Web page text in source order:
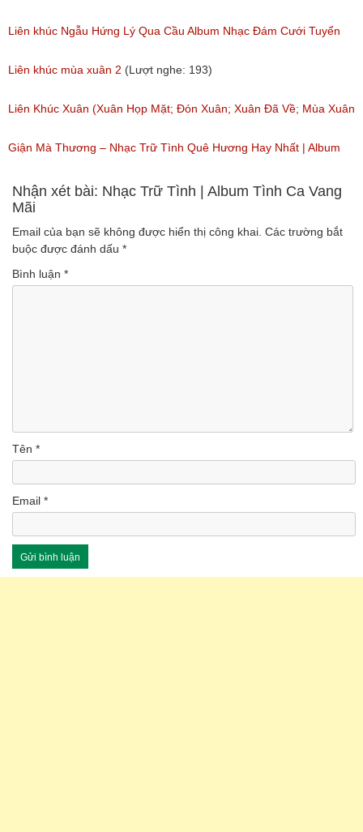
(Lượt nghe: 1,175)
706)
Liên khúc Ngẫu Hứng Lý Qua Cầu Album Nhạc Đám Cưới Tuyển
Chọn Cực Hay
(Lượt nghe: 439)
Liên khúc mùa xuân 2 (Lượt nghe: 193)
Liên Khúc Xuân (Xuân Họp Mặt; Đón Xuân; Xuân Đã Về; Mùa Xuân
Ơi; Ngày Tết Quê Em)
(Lượt nghe: 341)
Giận Mà Thương – Nhạc Trữ Tình Quê Hương Hay Nhất | Album
Anh Thơ Trọng Tấn
(Lượt nghe: 716)
Nhận xét bài: Nhạc Trữ Tình | Album Tình Ca Vang
Mãi
Email của bạn sẽ không được hiển thị công khai. Các trường bắt
buộc được đánh dấu *
Bình luận *
Tên *
Email *